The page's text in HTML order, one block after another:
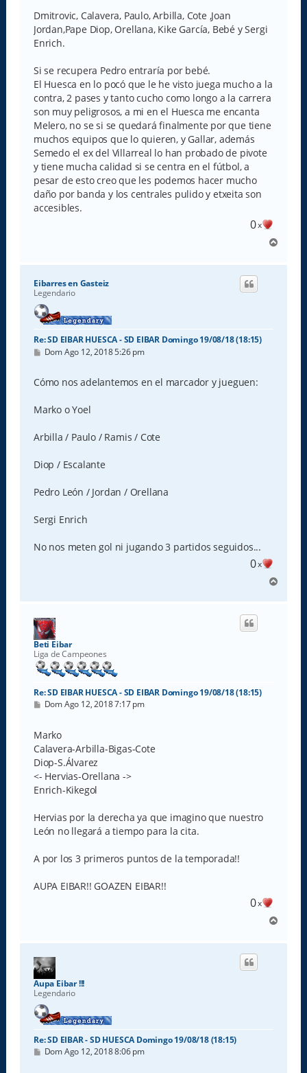
s
a
j
e
Dmitrovic, Calavera, Paulo, Arbilla, Cote ,Joan
Jordan,Pape Diop, Orellana, Kike García, Bebé y Sergi
Enrich.
Si se recupera Pedro entraría por bebé.
El Huesca en lo pocó que le he visto juega mucho a la
contra, 2 pases y tanto cucho como longo a la carrera
son muy peligrosos, a mi en el Huesca me encanta
Melero, no se si se quedará finalmente por que tiene
muchos equipos que lo quieren, y Gallar, además
Semedo el ex del Villarreal lo han probado de pivote
y tiene mucha calidad si se centra en el fútbol, a
pesar de esto creo que les podemos hacer mucho
daño por banda y los centrales pulido y etxeita son
accesibles.
0x
r
Eibarres en Gasteiz
Legendario
Re: SD EIBAR HUESCA - SD EIBAR Domingo 19/08/18 (18:15)
M
s
a
e
Dom Ago 12, 2018 5:26 pm
Cómo nos adelantemos en el marcador y jueguen:
Marko o Yoel
Arbilla / Paulo / Ramis / Cote
Diop / Escalante
Pedro León / Jordan / Orellana
Sergi Enrich
No nos meten gol ni jugando 3 partidos seguidos...
0x
r
Beti Eibar
Liga de Campeones
Re: SD EIBAR HUESCA - SD EIBAR Domingo 19/08/18 (18:15)
M
s
a
j
e
Dom Ago 12, 2018 7:17 pm
Marko
Calavera-Arbilla-Bigas-Cote
Diop-S.Álvarez
<- Hervias-Orellana ->
Enrich-Kikegol
Hervias por la derecha ya que imagino que nuestro
León no llegará a tiempo para la cita.
A por los 3 primeros puntos de la temporada!!
AUPA EIBAR!! GOAZEN EIBAR!!
0x
r
Aupa Eibar !!!
Legendario
Re: SD EIBAR - SD HUESCA Domingo 19/08/18 (18:15)
M
Dom Ago 12, 2018 8:06 pm